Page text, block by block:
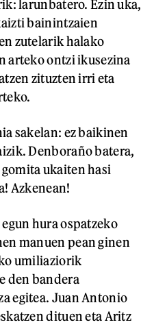
larunbatero. Ezin uka,
bainintzaien
zutelarik halako
arteko ontzi ikusezina
zituzten irri eta
sakelan: ez baikinen
Denboraño batera,
ukaiten hasi
Azkenean!
hura ospatzeko
manuen pean ginen
umiliaziorik
den bandera
egitea. Juan Antonio
dituen eta Aritz